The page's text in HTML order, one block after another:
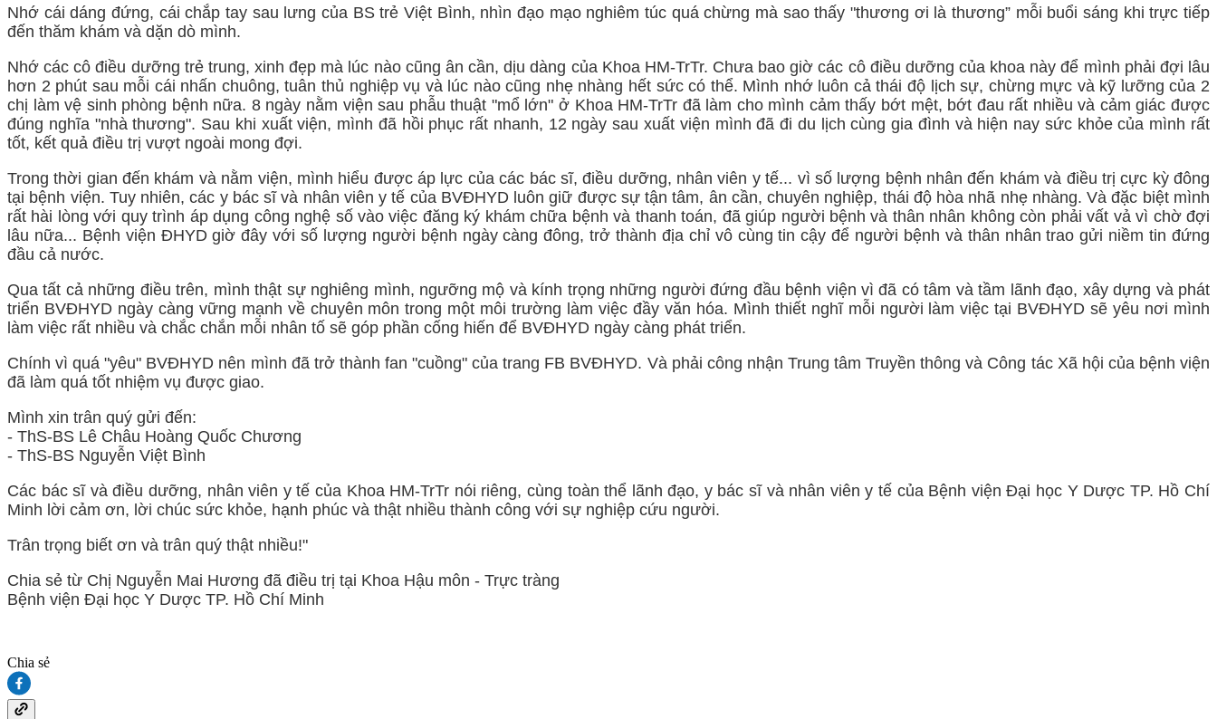
Nhớ cái dáng đứng, cái chắp tay sau lưng của BS trẻ Việt Bình, nhìn đạo mạo nghiêm túc quá chừng mà sao thấy "thương ơi là thương” mỗi buổi sáng khi trực tiếp
đến thăm khám và dặn dò mình.
Nhớ các cô điều dưỡng trẻ trung, xinh đẹp mà lúc nào cũng ân cần, dịu dàng của Khoa HM-TrTr. Chưa bao giờ các cô điều dưỡng của khoa này để mình phải đợi lâu
hơn 2 phút sau mỗi cái nhấn chuông, tuân thủ nghiệp vụ và lúc nào cũng nhẹ nhàng hết sức có thể. Mình nhớ luôn cả thái độ lịch sự, chừng mực và kỹ lưỡng của 2
chị làm vệ sinh phòng bệnh nữa. 8 ngày nằm viện sau phẫu thuật "mổ lớn" ở Khoa HM-TrTr đã làm cho mình cảm thấy bớt mệt, bớt đau rất nhiều và cảm giác được
đúng nghĩa "nhà thương". Sau khi xuất viện, mình đã hồi phục rất nhanh, 12 ngày sau xuất viện mình đã đi du lịch cùng gia đình và hiện nay sức khỏe của mình rất
tốt, kết quả điều trị vượt ngoài mong đợi.
Trong thời gian đến khám và nằm viện, mình hiểu được áp lực của các bác sĩ, điều dưỡng, nhân viên y tế... vì số lượng bệnh nhân đến khám và điều trị cực kỳ đông
tại bệnh viện. Tuy nhiên, các y bác sĩ và nhân viên y tế của BVĐHYD luôn giữ được sự tận tâm, ân cần, chuyên nghiệp, thái độ hòa nhã nhẹ nhàng. Và đặc biệt mình
rất hài lòng với quy trình áp dụng công nghệ số vào việc đăng ký khám chữa bệnh và thanh toán, đã giúp người bệnh và thân nhân không còn phải vất vả vì chờ đợi
lâu nữa... Bệnh viện ĐHYD giờ đây với số lượng người bệnh ngày càng đông, trở thành địa chỉ vô cùng tin cậy để người bệnh và thân nhân trao gửi niềm tin đứng
đầu cả nước.
Qua tất cả những điều trên, mình thật sự nghiêng mình, ngưỡng mộ và kính trọng những người đứng đầu bệnh viện vì đã có tâm và tầm lãnh đạo, xây dựng và phát
triển BVĐHYD ngày càng vững mạnh về chuyên môn trong một môi trường làm việc đầy văn hóa. Mình thiết nghĩ mỗi người làm việc tại BVĐHYD sẽ yêu nơi mình
làm việc rất nhiều và chắc chắn mỗi nhân tố sẽ góp phần cống hiến để BVĐHYD ngày càng phát triển.
Chính vì quá "yêu" BVĐHYD nên mình đã trở thành fan "cuồng" của trang FB BVĐHYD. Và phải công nhận Trung tâm Truyền thông và Công tác Xã hội của bệnh viện
đã làm quá tốt nhiệm vụ được giao.
Mình xin trân quý gửi đến:
- ThS-BS Lê Châu Hoàng Quốc Chương
- ThS-BS Nguyễn Việt Bình
Các bác sĩ và điều dưỡng, nhân viên y tế của Khoa HM-TrTr nói riêng, cùng toàn thể lãnh đạo, y bác sĩ và nhân viên y tế của Bệnh viện Đại học Y Dược TP. Hồ Chí
Minh lời cảm ơn, lời chúc sức khỏe, hạnh phúc và thật nhiều thành công với sự nghiệp cứu người.
Trân trọng biết ơn và trân quý thật nhiều!"
Chia sẻ từ Chị Nguyễn Mai Hương đã điều trị tại Khoa Hậu môn - Trực tràng
Bệnh viện Đại học Y Dược TP. Hồ Chí Minh
Chia sẻ